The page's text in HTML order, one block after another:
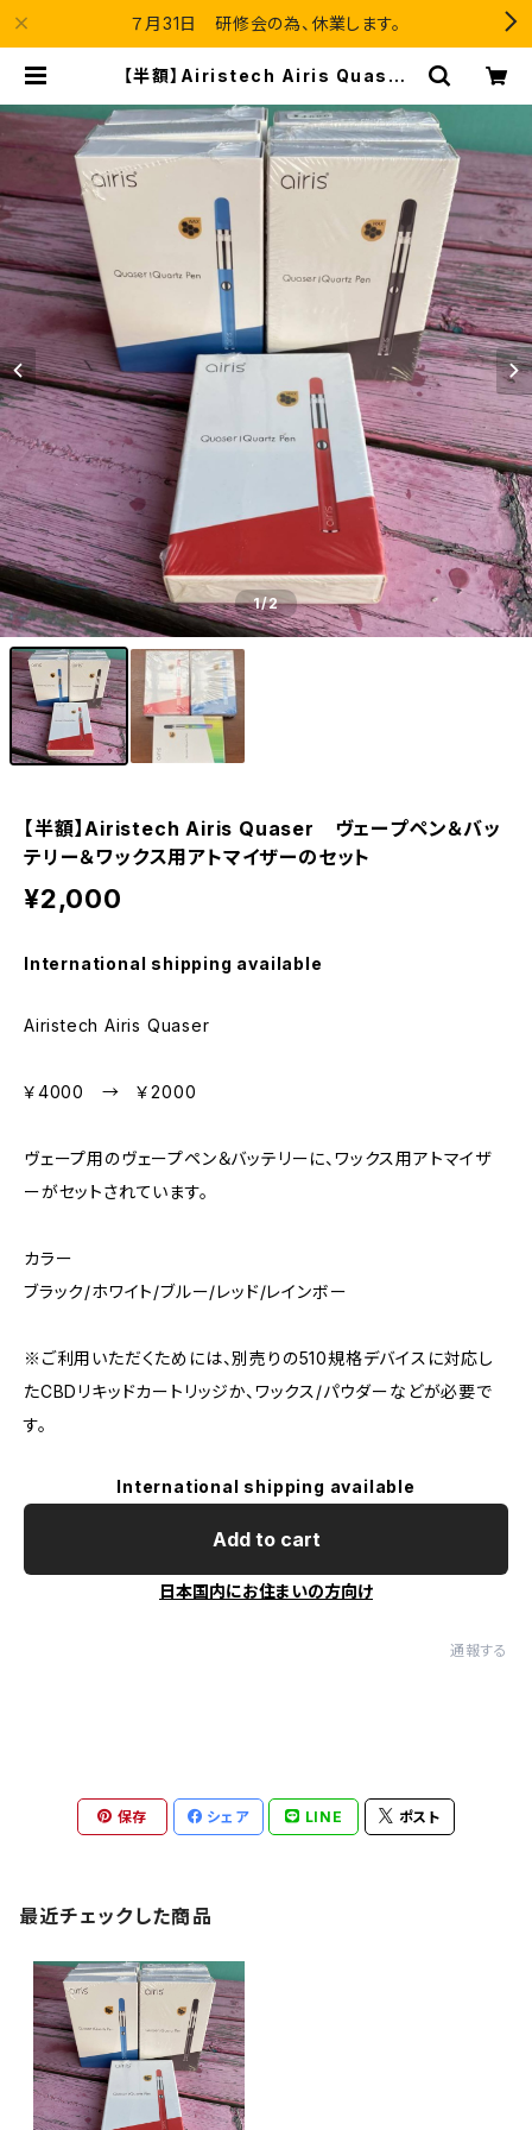
７月31日 研修会の為、休業します。
【半額】Airistech Airis Quaser
ス用アトマイザーのセット | Blue Ve
lvet Lounge
1/2
【半額】Airistech Airis Quaser ヴェープペン＆バッ
テリー＆ワックス用アトマイザーのセット
¥2,000
International shipping available
Airistech Airis Quaser
￥4000 → ￥2000
ヴェープ用のヴェープペン＆バッテリーに、ワックス用アトマイザ
ーがセットされています。
カラー
ブラック/ホワイト/ブルー/レッド/レインボー
※ご利用いただくためには、別売りの510規格デバイスに対応し
たCBDリキッドカートリッジか、ワックス/パウダーなどが必要で
す。
International shipping available
Add to cart
日本国内にお住まいの方向け
通報する
保存 シェア LINE ポスト
最近チェックした商品